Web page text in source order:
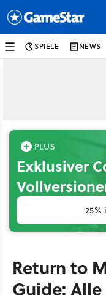
SPIELE NEWS
Exklusiver
25%
Return to
Guide: